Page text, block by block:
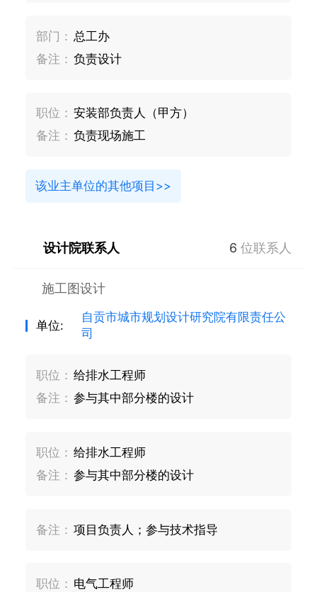
部门： 总工办
备注： 负责设计
职位： 安装部负责人（甲方）
备注： 负责现场施工
该业主单位的其他项目>>
设计院联系人 6 位联系人
施工图设计
单位:
自贡市城市规划设计研究院有限责任公
司
职位： 给排水工程师
备注： 参与其中部分楼的设计
职位： 给排水工程师
备注： 参与其中部分楼的设计
备注： 项目负责人；参与技术指导
职位： 电气工程师